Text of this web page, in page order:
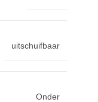
uitschuifbaar
Onder